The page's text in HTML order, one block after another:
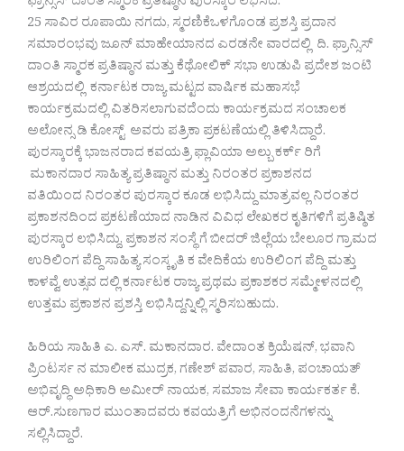
25 ಸಾವಿರ ರೂಪಾಯಿ ನಗದು, ಸ್ಮರಣಿಕೆಒಳಗೊಂಡ ಪ್ರಶಸ್ತಿ ಪ್ರದಾನ
ಸಮಾರಂಭವು ಜೂನ್ ಮಾಹೇಯಾನದ ಎರಡನೇ ವಾರದಲ್ಲಿ ದಿ. ಫ್ರಾನ್ಸಿಸ್
ದಾಂತಿ ಸ್ಮಾರಕ ಪ್ರತಿಷ್ಠಾನ ಮತ್ತು ಕೆಥೋಲಿಕ್ ಸಭಾ ಉಡುಪಿ ಪ್ರದೇಶ ಜಂಟಿ
ಆಶ್ರಯದಲ್ಲಿ ಕರ್ನಾಟಕ ರಾಜ್ಯ ಮಟ್ಟದ ವಾರ್ಷಿಕ ಮಹಾಸಭೆ
ಕಾರ್ಯಕ್ರಮದಲ್ಲಿ ವಿತರಿಸಲಾಗುವದೆಂದು ಕಾರ್ಯಕ್ರಮದ ಸಂಚಾಲಕ
ಅಲೋನ್ಸ ಡಿ ಕೋಸ್ಟ್ ಅವರು ಪತ್ರಿಕಾ ಪ್ರಕಟಣೆಯಲ್ಲಿ ತಿಳಿಸಿದ್ದಾರೆ.
ಪುರಸ್ಕಾರಕ್ಕೆ ಭಾಜನರಾದ ಕವಯತ್ರಿ ಫ್ಲಾವಿಯಾ ಅಲ್ಬು ಕರ್ಕ್ ರಿಗೆ
ಮಕಾನದಾರ ಸಾಹಿತ್ಯ ಪ್ರತಿಷ್ಠಾನ ಮತ್ತು ನಿರಂತರ ಪ್ರಕಾಶನದ
ವತಿಯಿಂದ ನಿರಂತರ ಪುರಸ್ಕಾರ ಕೂಡ ಲಭಿಸಿದ್ದು ಮಾತ್ರವಲ್ಲ ನಿರಂತರ
ಪ್ರಕಾಶನದಿಂದ ಪ್ರಕಟಣೆಯಾದ ನಾಡಿನ ವಿವಿಧ ಲೇಖಕರ ಕೃತಿಗಳಿಗೆ ಪ್ರತಿಷ್ಠಿತ
ಪುರಸ್ಕಾರ ಲಭಿಸಿದ್ದು, ಪ್ರಕಾಶನ ಸಂಸ್ಥೆ ಗೆ ಬೀದರ್ ಜಿಲ್ಲೆಯ ಬೇಲೂರ ಗ್ರಾಮದ
ಉರಿಲಿಂಗ ಪೆದ್ದಿ ಸಾಹಿತ್ಯ ಸಂಸ್ಕೃತಿ ಕ ವೇದಿಕೆಯ ಉರಿಲಿಂಗ ಪೆದ್ದಿ ಮತ್ತು
ಕಾಳವ್ವೆ ಉತ್ಸವ ದಲ್ಲಿ ಕರ್ನಾಟಕ ರಾಜ್ಯ ಪ್ರಥಮ ಪ್ರಕಾಶಕರ ಸಮ್ಮೇಳನದಲ್ಲಿ
ಉತ್ತಮ ಪ್ರಕಾಶನ ಪ್ರಶಸ್ತಿ ಲಭಿಸಿದ್ದನ್ನಿಲ್ಲಿ ಸ್ಮರಿಸಬಹುದು.
ಹಿರಿಯ ಸಾಹಿತಿ ಎ. ಎಸ್. ಮಕಾನದಾರ. ವೇದಾಂತ ಕ್ರಿಯೆಷನ್, ಭವಾನಿ
ಪ್ರಿಂಟರ್ಸ ನ ಮಾಲೀಕ ಮುದ್ರಕ, ಗಣೇಶ್ ಪವಾರ, ಸಾಹಿತಿ, ಪಂಚಾಯತ್
ಅಭಿವೃದ್ಧಿ ಅಧಿಕಾರಿ ಅಮೀರ್ ನಾಯಕ, ಸಮಾಜ ಸೇವಾ ಕಾರ್ಯಕರ್ತ ಕೆ.
ಆರ್.ಸುಣಗಾರ ಮುಂತಾದವರು ಕವಯತ್ರಿಗೆ ಅಭಿನಂದನೆಗಳನ್ನು
ಸಲ್ಲಿಸಿದ್ದಾರೆ.